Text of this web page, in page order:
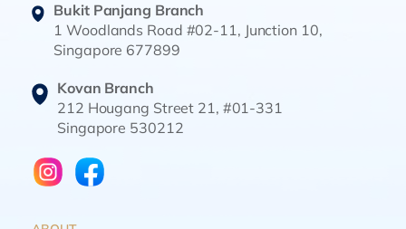
Bukit Panjang Branch
1 Woodlands Road #02-11, Junction 10,
Singapore 677899
Kovan Branch
212 Hougang Street 21, #01-331
Singapore 530212